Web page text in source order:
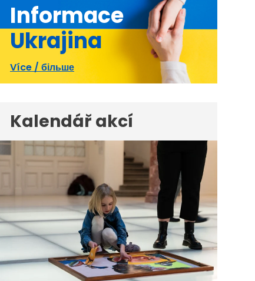
Informace
Ukrajina
Více / більше
Kalendář akcí